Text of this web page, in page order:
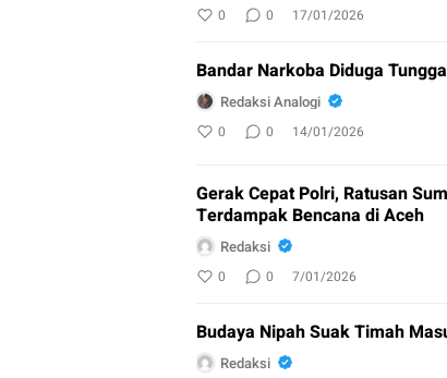
0 0 17/01/2026
Bandar Narkoba Diduga
Redaksi Analogi
0 0 14/01/2026
Gerak Cepat Polri, Ratusan
Terdampak Bencana di Aceh
Redaksi
0 0 7/01/2026
Budaya Nipah Suak Timah
Redaksi